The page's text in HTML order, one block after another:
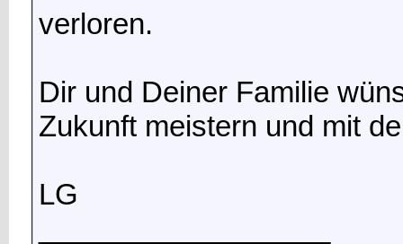
verloren.
Dir und Deiner Familie
Zukunft meistern und mit
LG